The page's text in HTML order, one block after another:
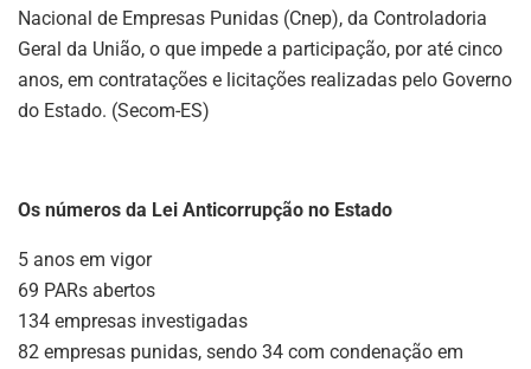
Nacional de Empresas Punidas (Cnep), da Controladoria
Geral da União, o que impede a participação, por até cinco
anos, em contratações e licitações realizadas pelo Governo
do Estado. (Secom-ES)
Os números da Lei Anticorrupção no Estado
5 anos em vigor
69 PARs abertos
134 empresas investigadas
82 empresas punidas, sendo 34 com condenação em